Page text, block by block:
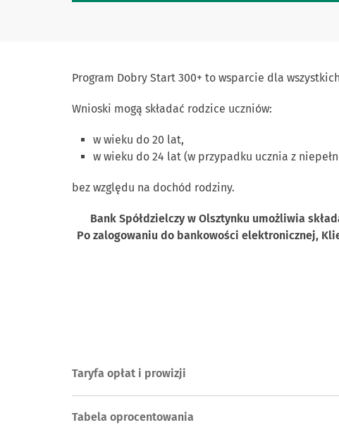
Program Dobry Start 300+ to wsparcie dla
Wnioski mogą składać rodzice uczniów:
w wieku do 20 lat,
w wieku do 24 lat (w przypadku ucznia z
bez względu na dochód rodziny.
Bank Spółdzielczy w Olsztynku umożliwia
Po zalogowaniu do bankowości elektronicznej,
Taryfa opłat i prowizji
Tabela oprocentowania